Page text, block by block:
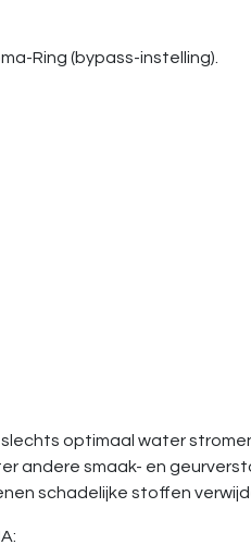
Ring (bypass-instelling).
optimaal water
andere smaak- en
schadelijke stoffen